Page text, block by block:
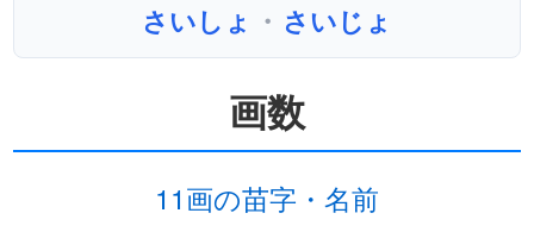
さいしょ ・ さいじょ
画数
11画の苗字・名前